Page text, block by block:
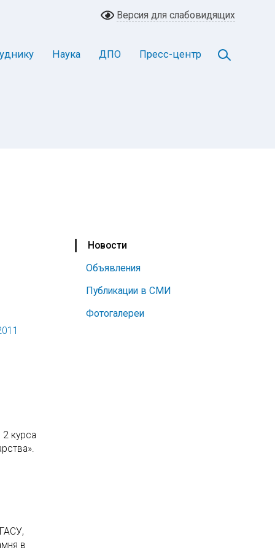
Версия для слабовидящих
Наука ДПО Пресс-центр
Новости
Объявления
Публикации в СМИ
Фотогалереи
курса
в